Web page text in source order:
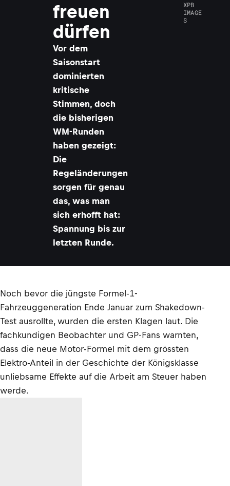
freuen
dürfen
Vor dem
Saisonstart
dominierten
kritische
Stimmen, doch
die bisherigen
WM-Runden
haben gezeigt:
Die
Regeländerungen
sorgen für genau
das, was man
sich erhofft hat:
Spannung bis zur
letzten Runde.
XPB
IMAGE
S
Noch bevor die jüngste Formel-1-
Fahrzeuggeneration Ende Januar zum Shakedown-
Test ausrollte, wurden die ersten Klagen laut. Die
fachkundigen Beobachter und GP-Fans warnten,
dass die neue Motor-Formel mit dem grössten
Elektro-Anteil in der Geschichte der Königsklasse
unliebsame Effekte auf die Arbeit am Steuer haben
werde.